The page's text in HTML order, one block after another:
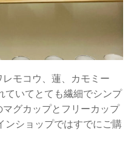
モコウ、蓮、カモミー
ていてとても繊細でシンプ
グカップとフリーカップ
ンショップではすでにご購